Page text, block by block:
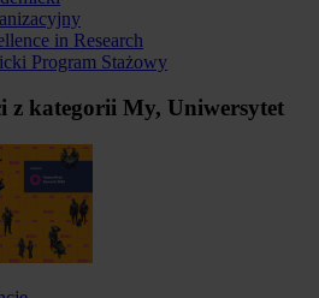
in Research
Program Stażowy
z kategorii My, Uniwersytet